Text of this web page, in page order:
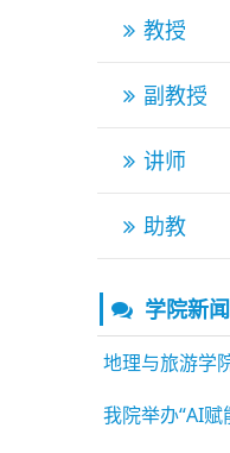
教授
副教授
讲师
助教
学院新闻